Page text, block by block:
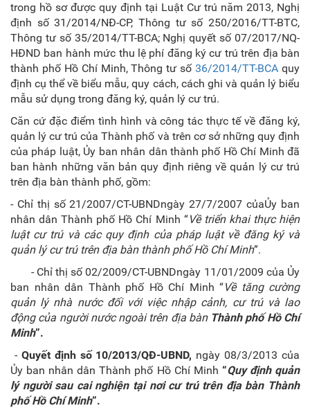
trong hồ sơ được quy định tại Luật Cư trú năm 2013, Nghị
định số 31/2014/NĐ-CP, Thông tư số 250/2016/TT-BTC,
Thông tư số 35/2014/TT-BCA; Nghị quyết số 07/2017/NQ-
HĐND ban hành mức thu lệ phí đăng ký cư trú trên địa bàn
thành phố Hồ Chí Minh, Thông tư số36/2014/TT-BCA quy
định cụ thể về biểu mẫu, quy cách, cách ghi và quản lý biểu
mẫu sử dụng trong đăng ký, quản lý cư trú.
Căn cứ đặc điểm tình hình và công tác thực tế về đăng ký,
quản lý cư trú của Thành phố và trên cơ sở những quy định
của pháp luật, Ủy ban nhân dân thành phố Hồ Chí Minh đã
ban hành những văn bản quy định riêng về quản lý cư trú
trên địa bàn thành phố, gồm:
- Chỉ thị số 21/2007/CT-UBNDngày 27/7/2007 củaỦy ban
nhân dân Thành phố Hồ Chí Minh “Về triển khai thực hiện
luật cư trú và các quy định của pháp luật về đăng ký và
quản lý cư trú trên địa bàn thành phố Hồ Chí Minh”.
- Chỉ thị số 02/2009/CT-UBNDngày 11/01/2009 của Ủy
ban nhân dân Thành phố Hồ Chí Minh “Về tăng cường
quản lý nhà nước đối với việc nhập cảnh, cư trú và lao
động của người nước ngoài trên địa bàn Thành phố Hồ Chí
Minh”.
- Quyết định số 10/2013/QĐ-UBND, ngày 08/3/2013 của
Ủy ban nhân dân Thành phố Hồ Chí Minh “Quy định quản
lý người sau cai nghiện tại nơi cư trú trên địa bàn Thành
phố Hồ Chí Minh”.